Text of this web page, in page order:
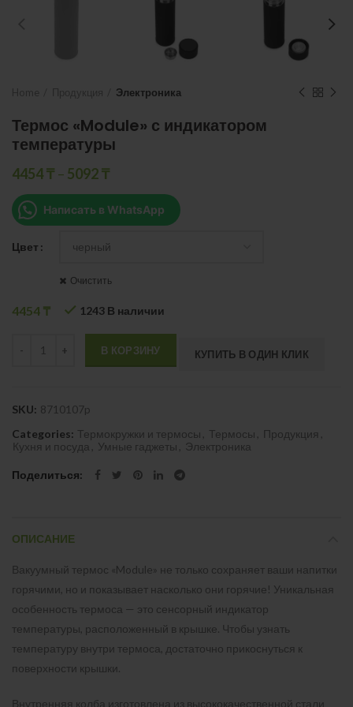
Электроника
Термос «Module» с индикатором
температуры
4454₸ – 5092₸
Написать в WhatsApp
Цвет
Очистить
4454 ₸ 1243 В наличии
В КОРЗИНУ КУПИТЬ В ОДИН КЛИК
SKU: 8710107p
Categories: Термокружки и термосы Термосы Продукция
Кухня и посуда
Умные гаджеты Электроника
Поделиться
ОПИСАНИЕ
Вакуумный термос «Module» не только сохраняет ваши напитки
горячими, но и показывает насколько они горячие! Уникальная
особенность термоса — это сенсорный индикатор
температуры, расположенный в крышке. Чтобы узнать
температуру внутри термоса, достаточно прикоснуться к
поверхности крышки.
Внутренняя колба изготовлена из высококачественной стали